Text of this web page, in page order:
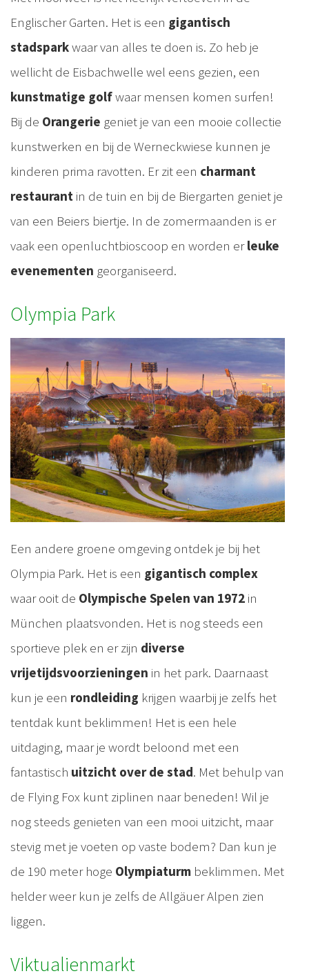
Englischer Garten. Het is een gigantisch
stadsparkwaar van alles te doen is. Zo heb je
wellicht de Eisbachwelle wel eens gezien, een
kunstmatige golfwaar mensen komen surfen!
Bij de Orangerie geniet je van een mooie collectie
kunstwerken en bij de Werneckwiese kunnen je
kinderen prima ravotten. Er zit een charmant
restaurant in de tuin en bij de Biergarten geniet je
van een Beiers biertje. In de zomermaanden is er
vaak een openluchtbioscoop en worden erleuke
evenementen georganiseerd.
Olympia Park
Een andere groene omgeving ontdek je bij het
Olympia Park. Het is een gigantisch complex
waar ooit de Olympische Spelen van 1972 in
München plaatsvonden. Het is nog steeds een
sportieve plek en er zijn diverse
vrijetijdsvoorzieningen in het park. Daarnaast
kun je een rondleiding krijgen waarbij je zelfs het
tentdak kunt beklimmen! Het is een hele
uitdaging, maar je wordt beloond met een
fantastisch uitzicht over de stad. Met behulp van
de Flying Fox kunt ziplinen naar beneden! Wil je
nog steeds genieten van een mooi uitzicht, maar
stevig met je voeten op vaste bodem? Dan kun je
de 190 meter hoge Olympiaturm beklimmen. Met
helder weer kun je zelfs de Allgäuer Alpen zien
liggen.
Viktualienmarkt